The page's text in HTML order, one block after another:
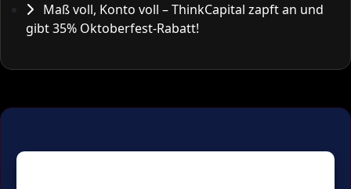
Maß voll, Konto voll – ThinkCapital zapft an und
gibt 35% Oktoberfest-Rabatt!